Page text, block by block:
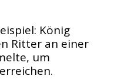
König
Ritter an einer
um